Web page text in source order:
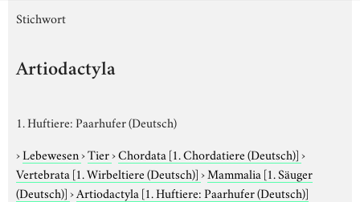
Stichwort
Artiodactyla
1. Huftiere: Paarhufer (Deutsch)
›Lebewesen›Tier›Chordata [1. Chordatiere (Deutsch)]›
Vertebrata [1. Wirbeltiere (Deutsch)]›Mammalia [1. Säuger
(Deutsch)]›Artiodactyla [1. Huftiere: Paarhufer (Deutsch)]